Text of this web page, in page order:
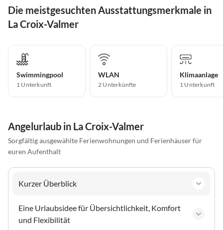
Die meistgesuchten Ausstattungsmerkmale in
La Croix-Valmer
Swimmingpool
1 Unterkunft
WLAN
2 Unterkünfte
Klimaanlage
1 Unterkunft
Angelurlaub in La Croix-Valmer
Sorgfältig ausgewählte Ferienwohnungen und Ferienhäuser für
euren Aufenthalt
Kurzer Überblick
Eine Urlaubsidee für Übersichtlichkeit, Komfort
und Flexibilität